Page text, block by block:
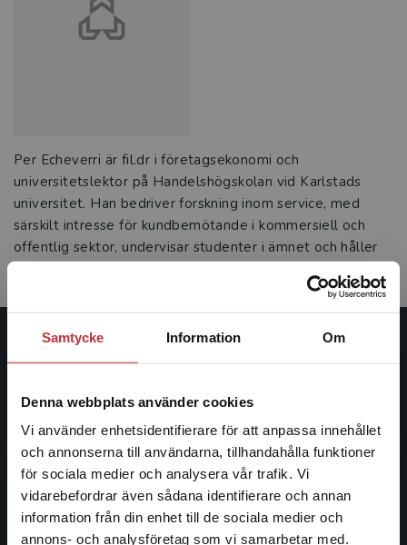
Samtycke Information Om
Denna webbplats använder cookies
Vi använder enhetsidentifierare för att anpassa innehållet
och annonserna till användarna, tillhandahålla funktioner
för sociala medier och analysera vår trafik. Vi
vidarebefordrar även sådana identifierare och annan
information från din enhet till de sociala medier och
annons- och analysföretag som vi samarbetar med.
Begränsad fraktregion
Per Echeverri är fil.dr i företagsekonomi och
universitetslektor på Handelshögskolan vid Karlstads
universitet. Han bedriver forskning inom service, med
särskilt intresse för kundbemötande i kommersiell och
offentlig sektor, undervisar studenter i ämnet och håller
Studentlitteratur grundades 1963 och är idag Sveriges
facklitteratur, utbildningar och digitala
informationstjänster i utbudet, finns Studentlitteratur med
längs hela kunskapsresan.
Kontakta oss